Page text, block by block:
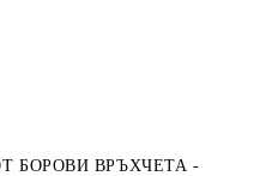
БОРОВИ ВРЪХЧЕТА -